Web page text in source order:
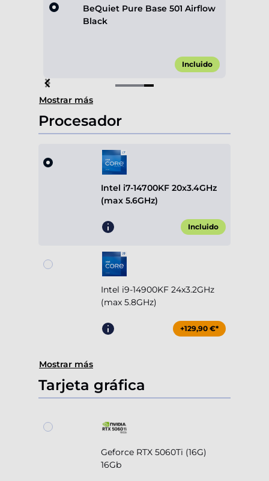
BeQuiet Pure Base 501 Airflow
Black
Incluido
Item
4
of
4
Mostrar más
Procesador
Intel i7-14700KF 20x3.4GHz
(max 5.6GHz)
Incluido
Intel i9-14900KF 24x3.2GHz
(max 5.8GHz)
+129,90 €*
Mostrar más
Tarjeta gráfica
Geforce RTX 5060Ti (16G)
16Gb